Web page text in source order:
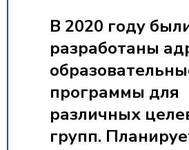
В 2020 году
разработаны
программы для
различных
групп.